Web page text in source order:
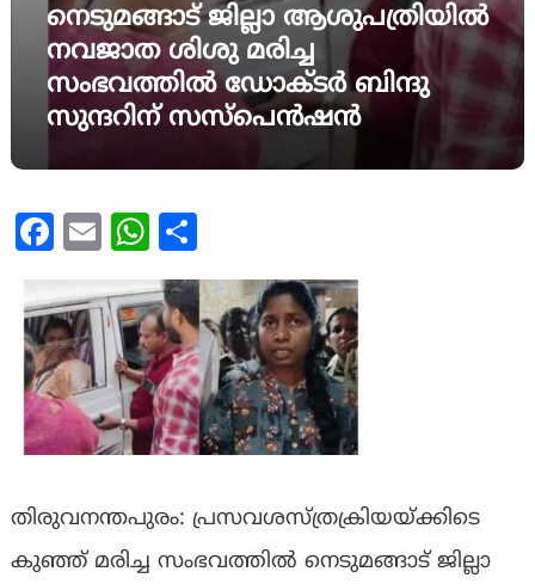
നെടുമങ്ങാട് ജില്ലാ ആശുപത്രിയിൽ
നവജാത ശിശു മരിച്ച
സംഭവത്തിൽ ഡോക്ടർ ബിന്ദു
സുന്ദറിന് സസ്‌പെൻഷൻ
Facebook
Email WhatsApp
തിരുവനന്തപുരം: പ്രസവശസ്‌ത്രക്രിയയ്‌ക്കിടെ
കുഞ്ഞ് മരിച്ച സംഭവത്തിൽ നെടുമങ്ങാട് ജില്ലാ